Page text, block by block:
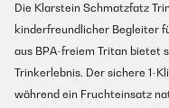
Die Klarstein Schmatzfatz
kinderfreundlicher Begleiter
aus BPA-freiem Tritan bietet
Trinkerlebnis. Der sichere 1-
während ein Fruchteinsatz